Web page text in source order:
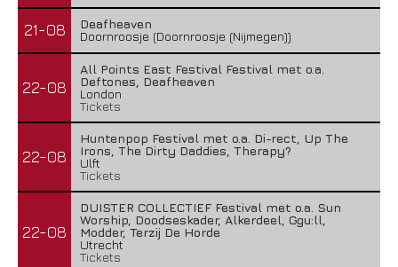
21-08
Deafheaven
Doornroosje (Doornroosje (Nijmegen))
22-08
All Points East Festival Festival met o.a.
Deftones, Deafheaven
London
Tickets
22-08
Huntenpop Festival met o.a. Di-rect, Up The
Irons, The Dirty Daddies, Therapy?
Ulft
Tickets
22-08
DUISTER COLLECTIEF Festival met o.a. Sun
Worship, Doodseskader, Alkerdeel, Ggu:ll,
Modder, Terzij De Horde
Utrecht
Tickets